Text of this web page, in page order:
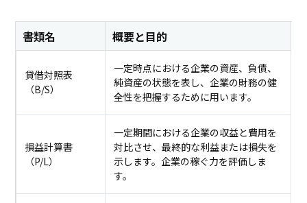
書類名 概要と目的
貸借対照表
（B/S）
一定時点における企業の資産、負債、
純資産の状態を表し、企業の財務の健
全性を把握するために用います。
損益計算書
（P/L）
一定期間における企業の収益と費用を
対比させ、最終的な利益または損失を
示します。企業の稼ぐ力を評価しま
す。